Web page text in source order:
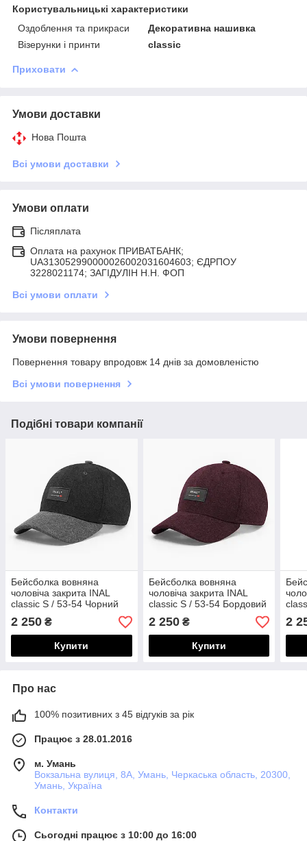
Користувальницькі характеристики
Оздоблення та прикраси
Декоративна нашивка
Візерунки і принти
сlassic
Приховати
Умови доставки
Нова Пошта
Всі умови доставки
Умови оплати
Післяплата
Оплата на рахунок ПРИВАТБАНК;
UA313052990000026002031604603; ЄДРПОУ
3228021174; ЗАГIДУЛIН Н.Н. ФОП
Всі умови оплати
Умови повернення
Повернення товару впродовж 14 днів за домовленістю
Всі умови повернення
Подібні товари компанії
Бейсболка вовняна
чоловіча закрита INAL
сlassic S / 53-54 Чорний
268653
2 250 ₴
Купити
Бейсболка вовняна
чоловіча закрита INAL
сlassic S / 53-54 Бордовий
265953
2 250₴
Купити
2
Про нас
100% позитивних з 45 відгуків за рік
Працює з 28.01.2016
м. Умань
Вокзальна вулиця, 8А, Умань, Черкаська область, 20300,
Умань, Україна
Контакти
Сьогодні працює з 10:00 до 16:00